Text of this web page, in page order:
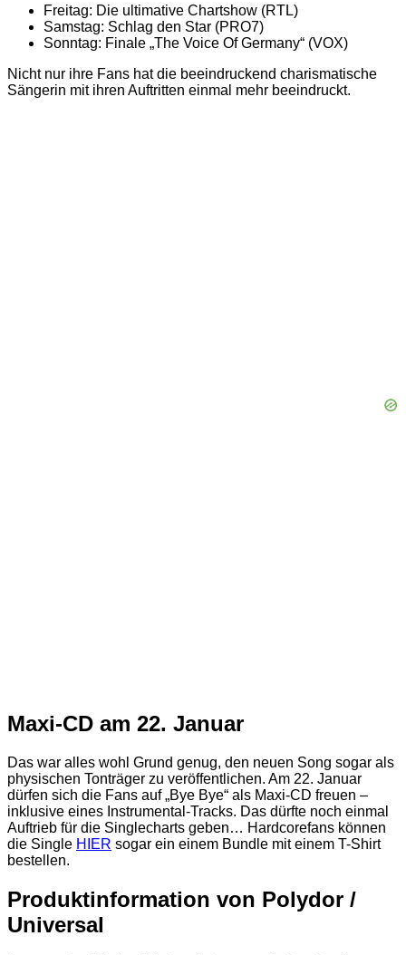
Freitag: Die ultimative Chartshow (RTL)
Samstag: Schlag den Star (PRO7)
Sonntag: Finale „The Voice Of Germany“ (VOX)
Nicht nur ihre Fans hat die beeindruckend charismatische
Sängerin mit ihren Auftritten einmal mehr beeindruckt.
Maxi-CD am 22. Januar
Das war alles wohl Grund genug, den neuen Song sogar als
physischen Tonträger zu veröffentlichen. Am 22. Januar
dürfen sich die Fans auf „Bye Bye“ als Maxi-CD freuen –
inklusive eines Instrumental-Tracks. Das dürfte noch einmal
Auftrieb für die Singlecharts geben… Hardcorefans können
die Single HIER sogar ein einem Bundle mit einem T-Shirt
bestellen.
Produktinformation von Polydor /
Universal